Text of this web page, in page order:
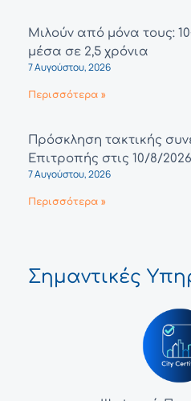
Μιλούν από μόνα τους:
μέσα σε 2,5 χρόνια
7 Αυγούστου, 2026
Περισσότερα »
Πρόσκληση τακτικής
Επιτροπής στις 10/8/2026
7 Αυγούστου, 2026
Περισσότερα »
Σημαντικές